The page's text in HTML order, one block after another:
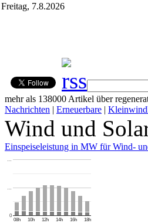
Freitag, 7.8.2026
mehr als 138000 Artikel über
Nachrichten | Erneuerbare |
Wind und
Einspeiseleistung in MW für Wind-
08h 10h 12h 14h 16h 18h
0
…
…